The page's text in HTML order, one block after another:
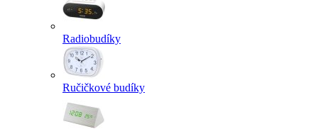
Radiobudíky
Ručičkové budíky